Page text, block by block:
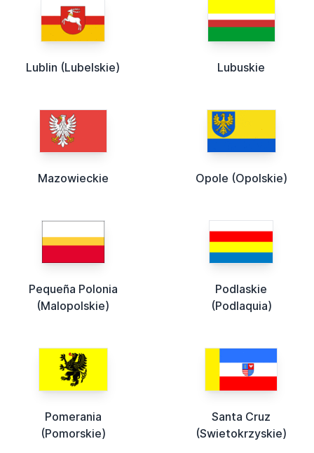
Lublin (Lubelskie) Lubuskie
Mazowieckie Opole (Opolskie)
Pequeña Polonia
(Malopolskie)
Podlaskie
(Podlaquia)
Pomerania
(Pomorskie)
Santa Cruz
(Swietokrzyskie)